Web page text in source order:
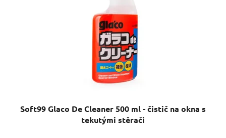
Soft99 Glaco De Cleaner 500 ml - čistič na okna s
tekutými stěrači